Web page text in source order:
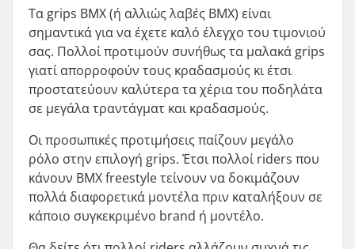
Τα grips BMX (ή αλλιώς λαβές BMX) είναι
σημαντικά για να έχετε καλό έλεγχο του τιμονιού
σας. Πολλοί προτιμούν συνήθως τα μαλακά grips
γιατί απορροφούν τους κραδασμούς κι έτσι
προστατεύουν καλύτερα τα χέρια του ποδηλάτα
σε μεγάλα τραντάγματ και κραδασμούς.
Οι προσωπικές προτιμήσεις παίζουν μεγάλο
ρόλο στην επιλογή grips. Έτσι πολλοί riders που
κάνουν BMX freestyle τείνουν να δοκιμάζουν
πολλά διαφορετικά μοντέλα πριν καταλήξουν σε
κάποιο συγκεκριμένο brand ή μοντέλο.